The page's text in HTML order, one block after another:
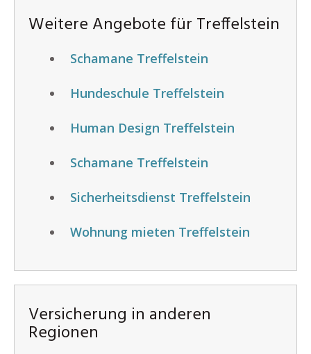
Weitere Angebote für Treffelstein
Schamane Treffelstein
Hundeschule Treffelstein
Human Design Treffelstein
Schamane Treffelstein
Sicherheitsdienst Treffelstein
Wohnung mieten Treffelstein
Versicherung in anderen
Regionen